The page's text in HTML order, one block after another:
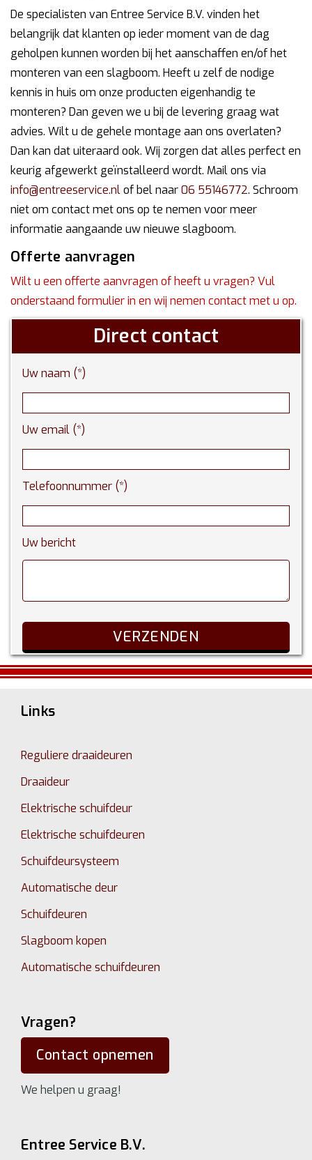
De specialisten van Entree Service B.V. vinden het
belangrijk dat klanten op ieder moment van de dag
geholpen kunnen worden bij het aanschaffen en/of het
monteren van een slagboom. Heeft u zelf de nodige
kennis in huis om onze producten eigenhandig te
monteren? Dan geven we u bij de levering graag wat
advies. Wilt u de gehele montage aan ons overlaten?
Dan kan dat uiteraard ook. Wij zorgen dat alles perfect en
keurig afgewerkt geïnstalleerd wordt. Mail ons via
info@entreeservice.nlof bel naar06 55146772. Schroom
niet om contact met ons op te nemen voor meer
informatie aangaande uw nieuwe slagboom.
Offerte aanvragen
Wilt u een offerte aanvragen of heeft u vragen? Vul
onderstaand formulier in en wij nemen contact met u op.
Direct contact
Uw naam (*)
Uw email (*)
Telefoonnummer (*)
Uw bericht
Links
Reguliere draaideuren
Draaideur
Elektrische schuifdeur
Elektrische schuifdeuren
Schuifdeursysteem
Automatische deur
Schuifdeuren
Slagboom kopen
Automatische schuifdeuren
Vragen?
Contact opnemen
We helpen u graag!
Entree Service B.V.